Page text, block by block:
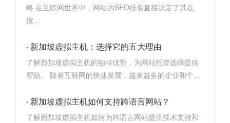
略 在互联网世界中，网站的SEO排名直接决定了其在
搜...
新加坡虚拟主机：选择它的五大理由
了解新加坡虚拟主机的独特优势，为网站托管选择提供
帮助。 随着互联网的快速发展，越来越多的企业和个...
新加坡虚拟主机如何支持跨语言网站？
了解新加坡虚拟主机如何为跨语言网站提供技术支持和